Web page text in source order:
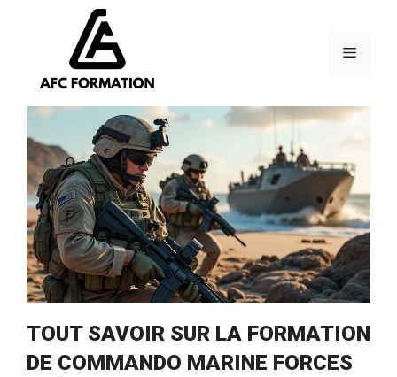
Menu
TOUT SAVOIR SUR LA FORMATION
DE COMMANDO MARINE FORCES